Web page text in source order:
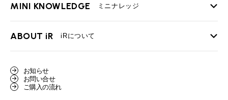
必要書類
BMWミニ買取査定依頼
ローバーミニ買取査定依頼
最近の修理実績
TOP
User's Voice 購入者様の声
Part's Report
MINI KNOWLEDGE ミニナレッジ
TOP
ローバーミニナレッジ
ABOUT iR iRについて
スタッフ紹介
お知らせ
お問い合せ
ご購入の流れ